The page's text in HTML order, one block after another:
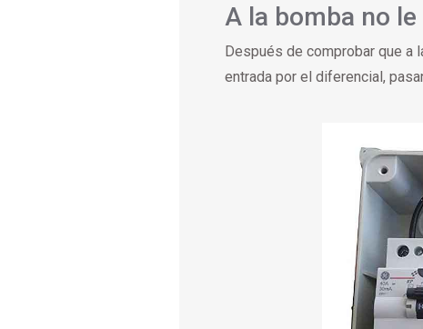
A la bomba no
Después de comprobar que a
entrada por el diferencial,